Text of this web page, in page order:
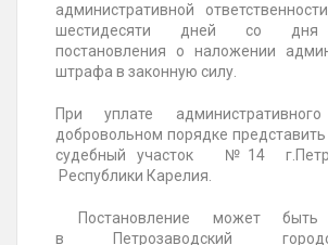
административной
шестидесяти дней со дня
постановления о наложении
штрафа в законную силу.
При уплате
добровольном порядке
судебный участок №14 г
Республики Карелия.
Постановление может быть
в
Петрозаводский